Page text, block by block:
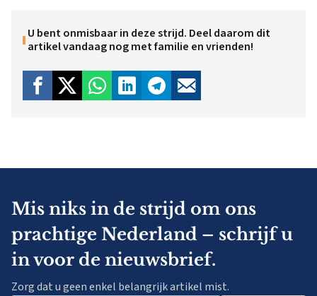
U bent onmisbaar in deze strijd. Deel daarom dit
artikel vandaag nog met familie en vrienden!
Mis niks in de strijd om ons
prachtige Nederland – schrijf u
in voor de nieuwsbrief.
Zorg dat u geen enkel belangrijk artikel mist.